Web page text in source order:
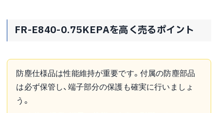
FR-E840-0.75KEPAを高く売るポイント
防塵仕様品は性能維持が重要です。付属の防塵部品
は必ず保管し、端子部分の保護も確実に行いましょ
う。